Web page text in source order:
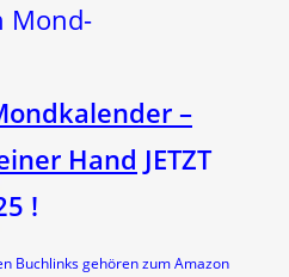
Mond-
–
Hand JETZT
!
Buchlinks gehören zum Amazon